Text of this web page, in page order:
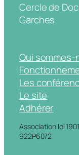
Cercle de
Garches
Qui sommes-
Les
Le site
Adhérer
Association loi
922P6072